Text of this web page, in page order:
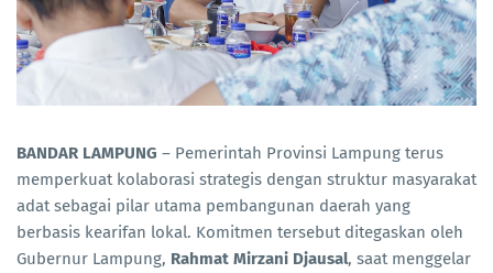
BANDAR LAMPUNG – Pemerintah Provinsi Lampung terus
memperkuat kolaborasi strategis dengan struktur masyarakat
adat sebagai pilar utama pembangunan daerah yang
berbasis kearifan lokal. Komitmen tersebut ditegaskan oleh
Gubernur Lampung, Rahmat Mirzani Djausal, saat menggelar